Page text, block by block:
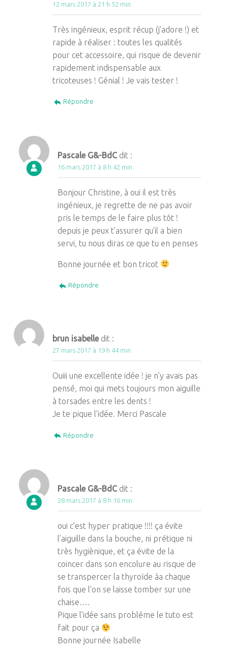
12 mars 2017 à 21 h 52 min
Très ingénieux, esprit récup (j’adore !) et
rapide à réaliser : toutes les qualités
pour cet accessoire, qui risque de devenir
rapidement indispensable aux
tricoteuses ! Génial ! Je vais tester !
Répondre
Pascale G&-BdC dit :
16 mars 2017 à 8 h 42 min
Bonjour Christine, à oui il est très
ingénieux, je regrette de ne pas avoir
pris le temps de le faire plus tôt !
depuis je peux t’assurer qu’il a bien
servi, tu nous diras ce que tu en penses
Bonne journée et bon tricot
Répondre
brun isabelle dit :
27 mars 2017 à 19 h 44 min
Ouiii une excellente idée ! je n’y avais pas
pensé, moi qui mets toujours mon aiguille
à torsades entre les dents !
Je te pique l’idée. Merci Pascale
Répondre
Pascale G&-BdC dit :
28 mars 2017 à 8 h 16 min
oui c’est hyper pratique !!!! ça évite
l’aiguille dans la bouche, ni prétique ni
très hygiènique, et ça évite de la
coincer dans son encolure au risque de
se transpercer la thyroïde àa chaque
fois que l’on se laisse tomber sur une
chaise….
Pique l’idée sans probléme le tuto est
fait pour ça
Bonne journée Isabelle